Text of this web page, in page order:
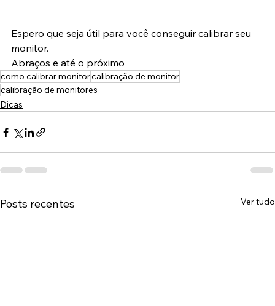
Espero que seja útil para você conseguir calibrar seu
monitor.
Abraços e até o próximo
como calibrar monitorcalibração de monitor
calibração de monitores
Dicas